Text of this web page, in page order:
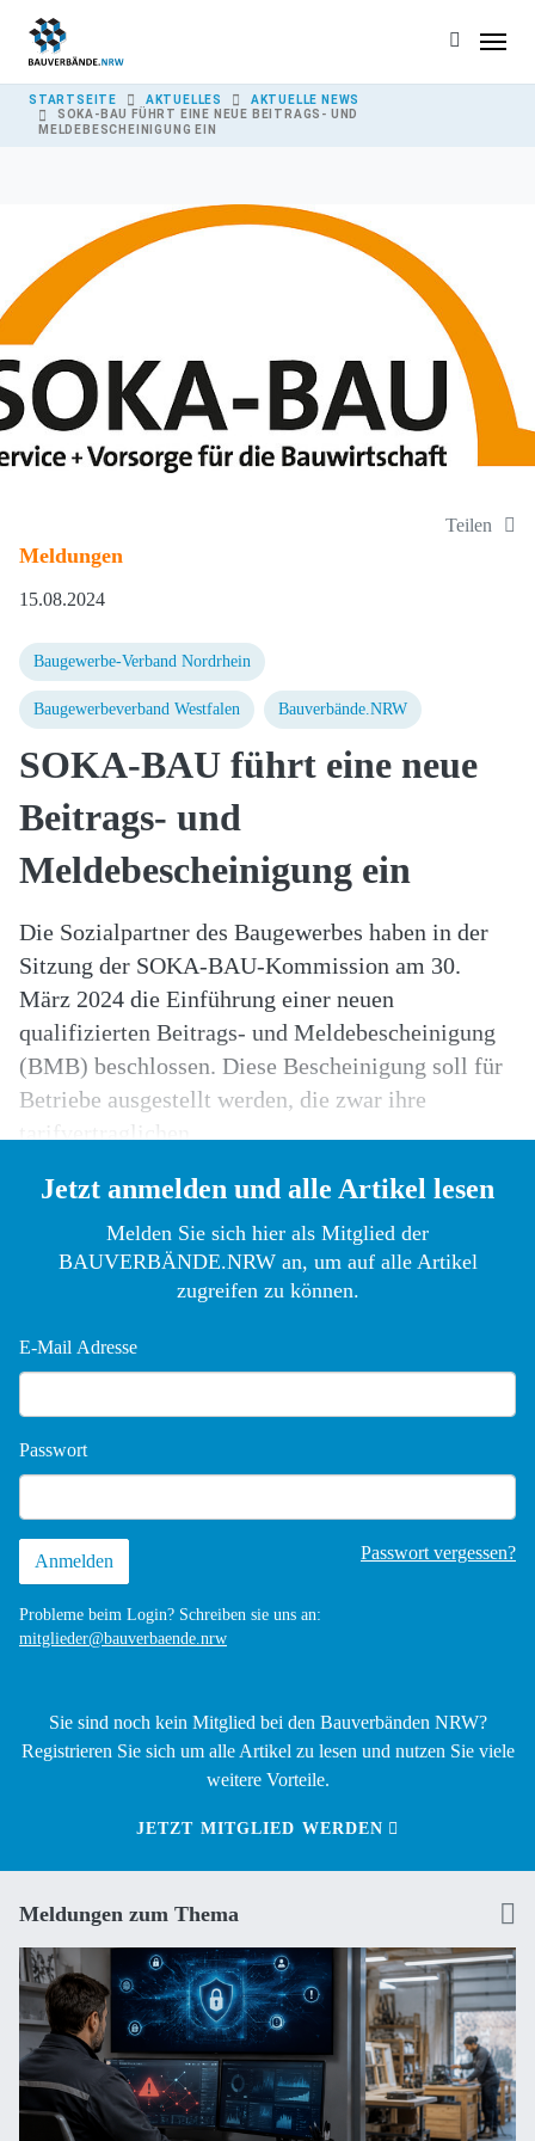
YOU ARE HERE:
STARTSEITE AKTUELLES
AKTUELLE NEWS
SOKA-BAU FÜHRT EINE NEUE BEITRAGS- UND
MELDEBESCHEINIGUNG EIN
Teilen
Meldungen
15.08.2024
Baugewerbe-Verband Nordrhein
Baugewerbeverband Westfalen Bauverbände.NRW
SOKA-BAU führt eine neue
Beitrags- und
Meldebescheinigung ein
Die Sozialpartner des Baugewerbes haben in der
Sitzung der SOKA-BAU-Kommission am 30.
März 2024 die Einführung einer neuen
qualifizierten Beitrags- und Meldebescheinigung
(BMB) beschlossen. Diese Bescheinigung soll für
Betriebe ausgestellt werden, die zwar ihre
tarifvertraglichen
Jetzt anmelden und alle Artikel lesen
Melden Sie sich hier als Mitglied der
BAUVERBÄNDE.NRW an, um auf alle Artikel
zugreifen zu können.
E-Mail Adresse
Passwort
Passwort vergessen?
Probleme beim Login? Schreiben sie uns an:
mitglieder@bauverbaende.nrw
Sie sind noch kein Mitglied bei den Bauverbänden NRW?
Registrieren Sie sich um alle Artikel zu lesen und nutzen Sie viele
weitere Vorteile.
JETZT MITGLIED WERDEN
Meldungen zum Thema